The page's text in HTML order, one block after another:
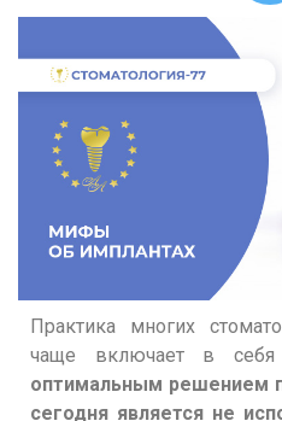
Практика многих
чаще включает в себя
оптимальным решением
сегодня является не